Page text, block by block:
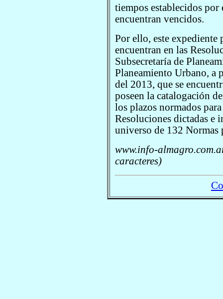
tiempos establecidos
encuentran vencidos.
Por ello, este expediente
encuentran en las
Subsecretaría de
Planeamiento Urbano, a
del 2013, que se
poseen la catalogación
los plazos normados
Resoluciones dictadas e
universo de 132 Normas
www.info-
caracteres)